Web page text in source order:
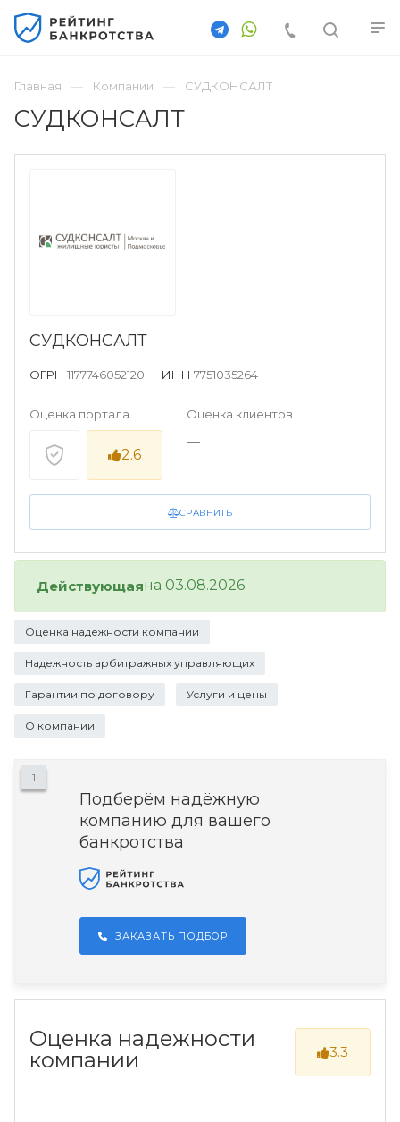
Главная Компании СУДКОНСАЛТ
СУДКОНСАЛТ
СРАВНИТЬ
СУДКОНСАЛТ
ОГРН 1177746052120 ИНН 7751035264
Оценка портала
2.6
Оценка клиентов
—
Действующаяна 03.08.2026.
Оценка надежности компании
Надежность арбитражных управляющих
Гарантии по договору Услуги и цены
О компании
1
Подберём надёжную
компанию для вашего
банкротства
ЗАКАЗАТЬ ПОДБОР
Оценка надежности
компании
3.3